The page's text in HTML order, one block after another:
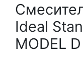
Ideal
MODEL